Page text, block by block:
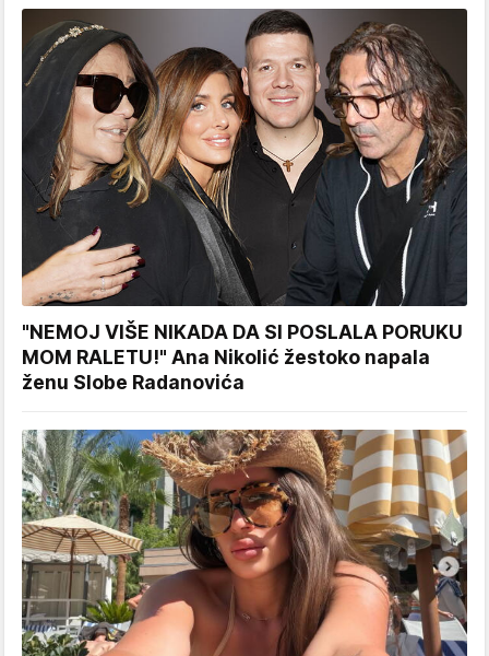
"NEMOJ VIŠE NIKADA DA SI POSLALA PORUKU
MOM RALETU!" Ana Nikolić žestoko napala
ženu Slobe Radanovića